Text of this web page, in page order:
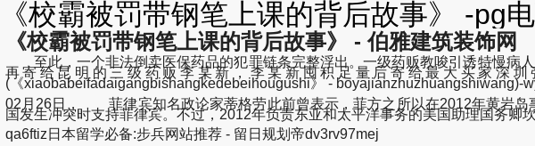
《校霸被罚带钢笔上课的背后故事》 -pg
《校霸被罚带钢笔上课的背后故事》 - 伯雅建筑装饰网
至此，一个非法倒卖医保药品的犯罪链条完整浮出。一级药贩教唆引诱特慢病
再寄给昆明的三级药贩李某新，李某新囤积足量后寄给最大买家深
(《xiaobabeifadaigangbishangkedebeihougushi》 - boyajianzhuzhuangshiwang)-
02月26日， 菲律宾知名政论家蒂格劳此前曾表示，菲方之所以在2012年黄岩岛
国发生冲突时支持菲律宾。不过，2012年负责东亚和太平洋事务的美国助理国务卿
qa6ftiz日本留学必备:步兵网站推荐 - 留日规划帝dv3rv97mej